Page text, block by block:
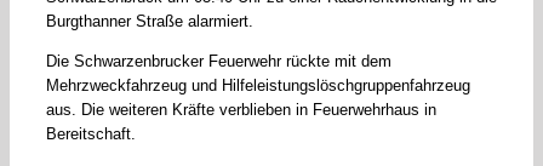
Burgthanner Straße alarmiert.
Die Schwarzenbrucker Feuerwehr rückte mit dem
Mehrzweckfahrzeug und Hilfeleistungslöschgruppenfahrzeug
aus. Die weiteren Kräfte verblieben in Feuerwehrhaus in
Bereitschaft.